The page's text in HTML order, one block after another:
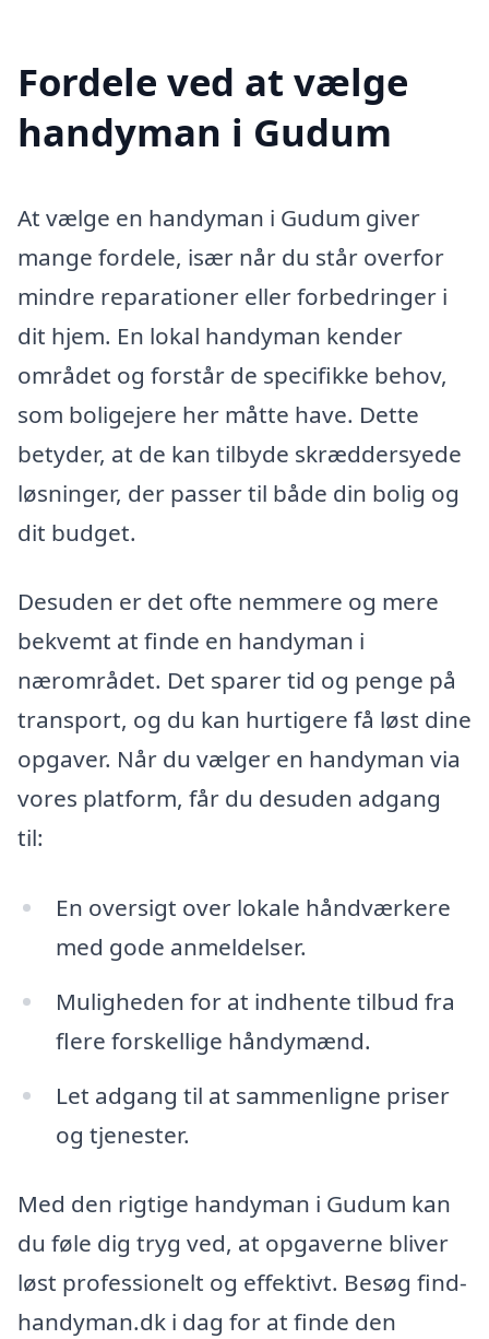
Fordele ved at vælge
handyman i Gudum
At vælge en handyman i Gudum giver
mange fordele, især når du står overfor
mindre reparationer eller forbedringer i
dit hjem. En lokal handyman kender
området og forstår de specifikke behov,
som boligejere her måtte have. Dette
betyder, at de kan tilbyde skræddersyede
løsninger, der passer til både din bolig og
dit budget.
Desuden er det ofte nemmere og mere
bekvemt at finde en handyman i
nærområdet. Det sparer tid og penge på
transport, og du kan hurtigere få løst dine
opgaver. Når du vælger en handyman via
vores platform, får du desuden adgang
til:
En oversigt over lokale håndværkere
med gode anmeldelser.
Muligheden for at indhente tilbud fra
flere forskellige håndymænd.
Let adgang til at sammenligne priser
og tjenester.
Med den rigtige handyman i Gudum kan
du føle dig tryg ved, at opgaverne bliver
løst professionelt og effektivt. Besøg find-
handyman.dk i dag for at finde den